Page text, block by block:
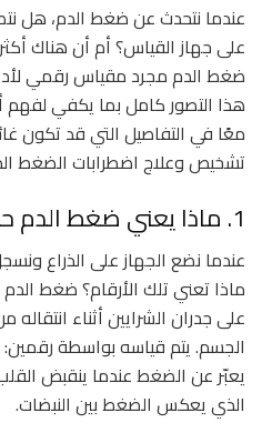
عندما نتحدث عن ضغط الدم، هل
على جهاز القياس؟ أم أن هناك
ضغط الدم مجرد مقياس رقمي
هذا التصور كامل بما يكفي لفهم
معًا في التفاصيل التي قد تكون
تشخيص وعلاج اضطرابات الضغط
1. ماذا يعني ضغط الدم حقًا؟
عندما نضع الجهاز على الذراع
ماذا تعني تلك الأرقام؟ ضغط
على جدران الشرايين أثناء
الجسم. يتم قياسه بواسطة رقمين:
يعبّر عن الضغط عندما ينقبض
الذي يعكس الضغط بين النبضات.